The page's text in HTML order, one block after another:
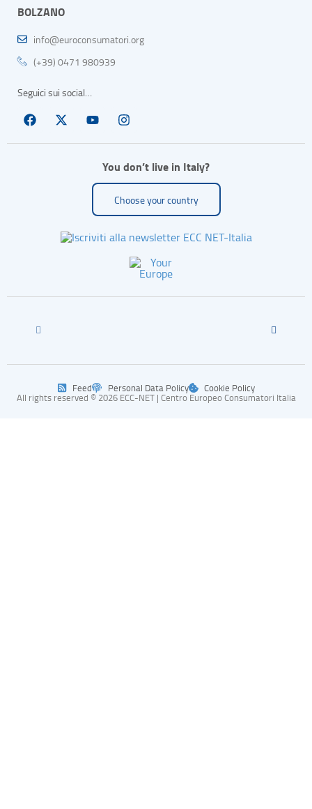
BOLZANO
info@euroconsumatori.org
(+39) 0471 980939
Seguici sui social…
You don’t live in Italy?
Choose your country
All rights reserved © 2026 ECC-NET | Centro Europeo Consumatori Italia
Feed Personal Data Policy Cookie Policy